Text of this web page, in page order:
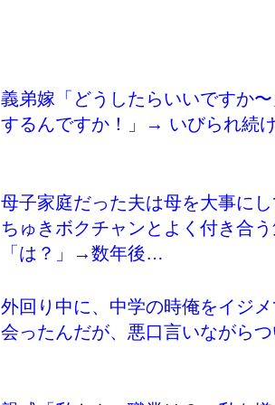
義弟嫁「どうしたらいいですか
するんですか！」→ いびられ続
母子家庭だった夫は母を大事に
ちゅきボクチャンとよく付き合
「は？」→数年後…
外回り中に、中学の時俺をイジ
会ったんだが、悪口言いながら